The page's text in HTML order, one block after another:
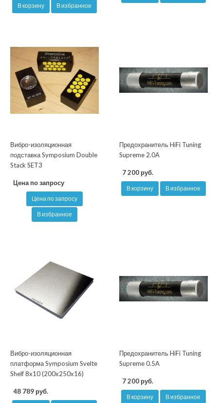
В корзину В избранное
Вибро-изоляционная
подставка Symposium Double
Stack SET3
Цена по запросу
Цена по запросу
В избранное
Предохранитель HiFi Tuning
Supreme 2.0A
7 200 руб.
В корзину В избранное
Вибро-изоляционная
платформа Symposium Svelte
Shelf 8x10 (200х250х16)
48 789 руб.
Предохранитель HiFi Tuning
Supreme 0.5A
7 200 руб.
В корзину В избранное